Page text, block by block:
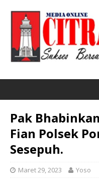
Pak
Fian Polsek
Sesepuh.
Maret 29, 2023 Yoso